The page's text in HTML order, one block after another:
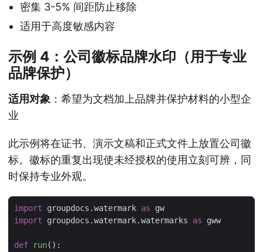
密集 3-5% 间距防止移除
适用于高度敏感内容
示例 4：公司徽标品牌水印（用于专业
品牌保护）
适用对象 ：希望为文档加上品牌并保护材料的小型企
业
此示例将在证书、演示文稿和正式文件上放置公司徽
标。徽标的重复出现使未经授权的使用立刻可辨，同
时保持专业外观。
import groupdocs.watermark as
import groupdocs.watermark.watermarks as
def run():